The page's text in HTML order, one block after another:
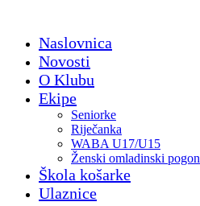
contentNaslovnica
Novosti
O Klubu
Ekipe
Seniorke
Riječanka
WABA U17/U15
Ženski omladinski pogon
Škola košarke
Ulaznice